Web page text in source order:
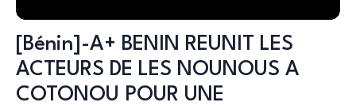
[Bénin]-A+ BENIN REUNIT LES
ACTEURS DE LES NOUNOUS A
COTONOU POUR UNE